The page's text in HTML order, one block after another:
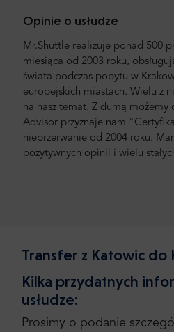
Opinie o usłudze
Mr.Shuttle realizuje ponad 500
miesiąca od 2003 roku,
świata podczas pobytu w
europejskich miastach. Wielu z
na nasz temat. Z dumą możemy
Advisor przyznaje nam
nieprzerwanie od 2004 roku.
pozytywnych opinii i wielu
Transfer z Katowic do
Kilka przydatnych
usłudze:
Prosimy o podanie